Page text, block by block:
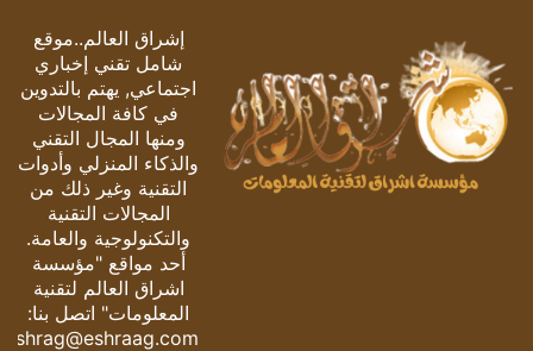
إشراق العالم..موقع
شامل تقني إخباري
اجتماعي, يهتم بالتدوين
في كافة المجالات
ومنها المجال التقني
والذكاء المنزلي وأدوات
التقنية وغير ذلك من
المجالات التقنية
والتكنولوجية والعامة.
أحد مواقع "مؤسسة
اشراق العالم لتقنية
المعلومات" اتصل بنا:
eshrag@eshraag.com